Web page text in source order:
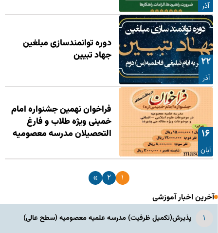
آذر
۲۲
آذر
دوره توانمندسازی مبلغین
جهاد تبیین
۱۶
آبان
فراخوان نهمین جشنواره امام
خمینی ویژه طلاب و فارغ
التحصیلان مدرسه معصومیه
۱ ۲ »
آخرین اخبار آموزشی
پذیرش(تکمیل ظرفیت) مدرسه علمیه معصومیه‌ (سطح عالی)